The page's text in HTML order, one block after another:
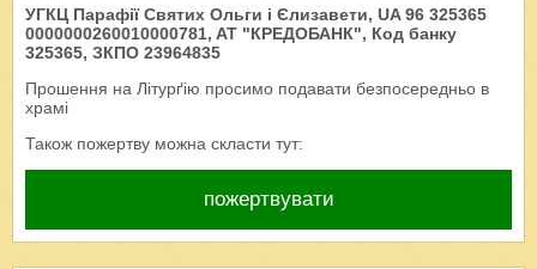
УГКЦ Парафії Святих Ольги і Єлизавети, UA 96 325365
0000000260010000781, AT "КРЕДОБАНК", Код банку
325365, ЗКПО 23964835
Прошення на Літурґію просимо подавати безпосередньо в
храмі
Також пожертву можна скласти тут:
пожертвувати